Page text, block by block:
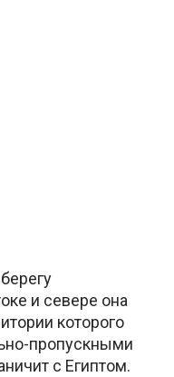
и севере она
которого
пропускными
с Египтом.